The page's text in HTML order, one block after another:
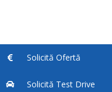
de
să
Solicită Ofertă
Solicită Test Drive